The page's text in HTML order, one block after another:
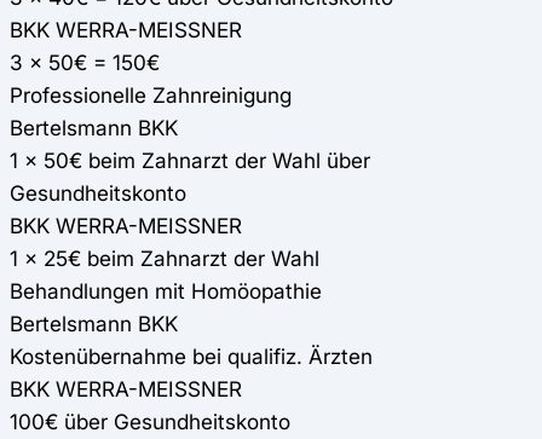
BKK WERRA-MEISSNER
3 x 50€ = 150€
Professionelle Zahnreinigung
Bertelsmann BKK
1 x 50€ beim Zahnarzt der Wahl über
Gesundheitskonto
BKK WERRA-MEISSNER
1 x 25€ beim Zahnarzt der Wahl
Behandlungen mit Homöopathie
Bertelsmann BKK
Kostenübernahme bei qualifiz. Ärzten
BKK WERRA-MEISSNER
100€ über Gesundheitskonto